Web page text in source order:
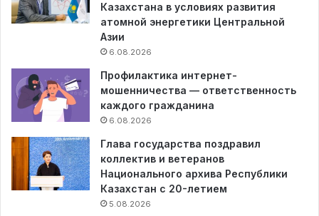
Казахстана в условиях развития
атомной энергетики Центральной
Азии
6.08.2026
Профилактика интернет-
мошенничества — ответственность
каждого гражданина
6.08.2026
Глава государства поздравил
коллектив и ветеранов
Национального архива Республики
Казахстан с 20-летием
5.08.2026